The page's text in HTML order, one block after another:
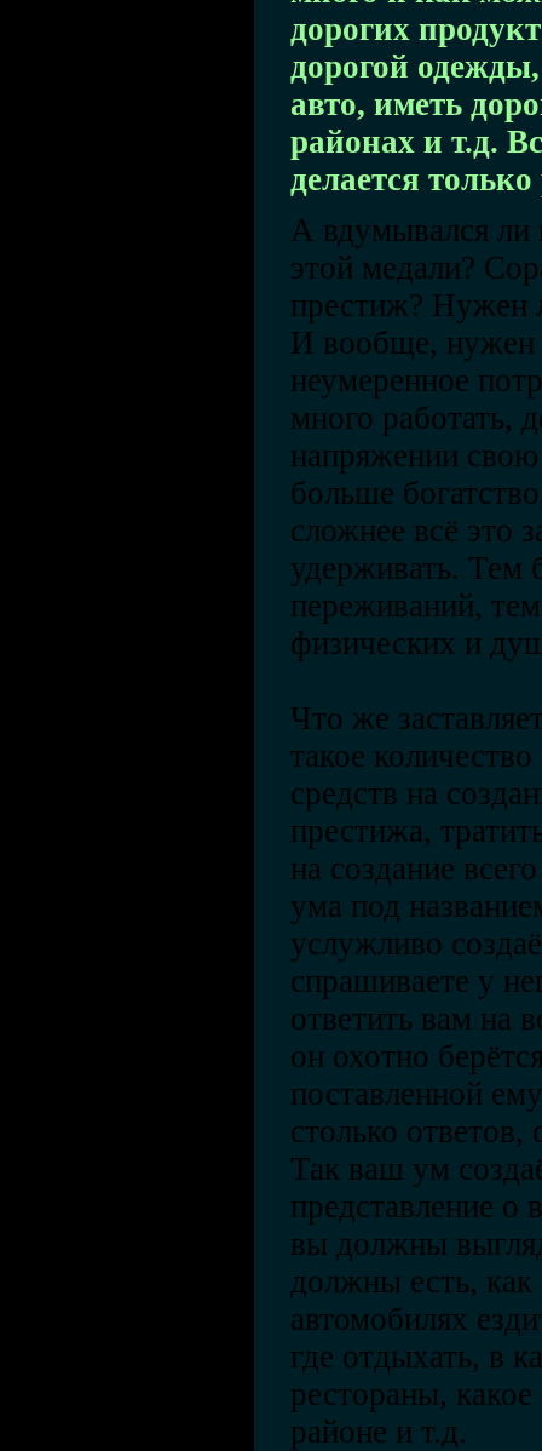
дорогих
дорогой
авто, иметь
районах и т.д.
делается
А вдумывался ли
этой медали?
престиж? Нужен
И вообще, нужен
неумеренное
много работать,
напряжении
больше
сложнее всё это
удерживать. Тем
переживаний,
физических и
Что же
такое
средств на
престижа,
на создание
ума под
услужливо
спрашиваете у
ответить вам на
он охотно
поставленной
столько ответов,
Так ваш ум
представление о
вы должны
должны есть, как
автомобилях
где отдыхать, в
рестораны,
районе и т.д.